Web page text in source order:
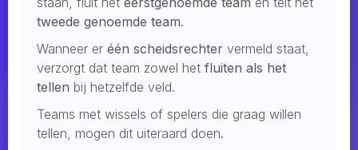
tweede genoemde team.
Wanneer er één scheidsrechter vermeld staat,
verzorgt dat team zowel het fluiten als het
tellen bij hetzelfde veld.
Teams met wissels of spelers die graag willen
tellen, mogen dit uiteraard doen.